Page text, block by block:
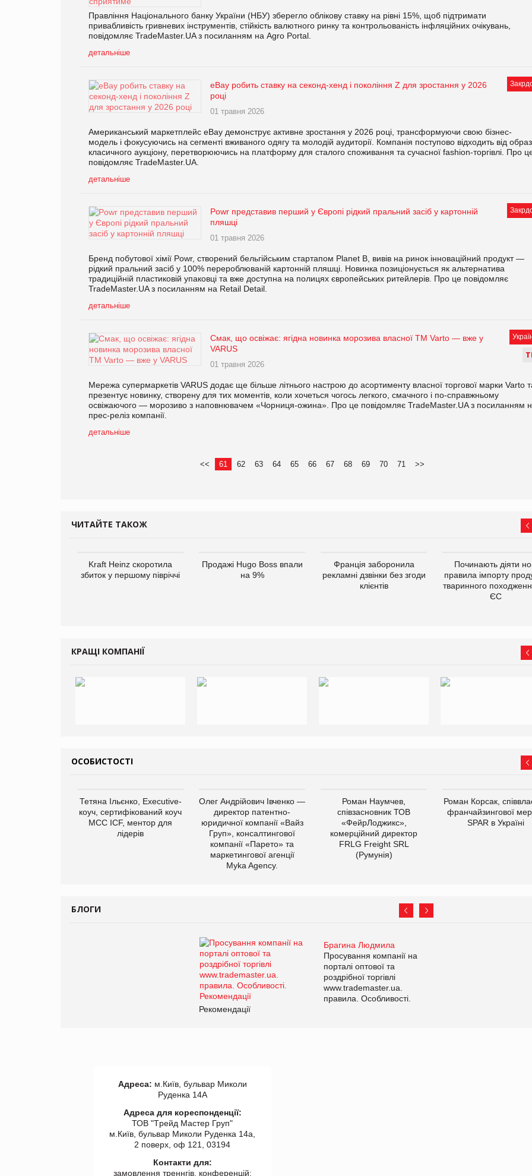
Правління Національного банку України (НБУ) зберегло облікову ставку на рівні 15%, щоб підтримати
привабливість гривневих інструментів, стійкість валютного ринку та контрольованість інфляційних очікувань,
повідомляє TradeMaster.UA з посиланням на Agro Portal.
детальніше
eBay робить ставку на секонд-хенд і покоління Z для зростання у 2026
році
01 травня 2026
Американський маркетплейс eBay демонструє активне зростання у 2026 році, трансформуючи свою бізнес-
модель і фокусуючись на сегменті вживаного одягу та молодій аудиторії. Компанія поступово відходить від
класичного аукціону, перетворюючись на платформу для сталого споживання та сучасної fashion-торгівлі. Про
повідомляє TradeMaster.UA.
детальніше
Powr представив перший у Європі рідкий пральний засіб у картонній
пляшці
01 травня 2026
Бренд побутової хімії Powr, створений бельгійським стартапом Planet B, вивів на ринок інноваційний продукт —
рідкий пральний засіб у 100% перероблюваній картонній пляшці. Новинка позиціонується як альтернатива
традиційній пластиковій упаковці та вже доступна на полицях європейських ритейлерів. Про це повідомляє
TradeMaster.UA з посиланням на Retail Detail.
детальніше
Т
Смак, що освіжає: ягідна новинка морозива власної ТМ Varto — вже у
VARUS
01 травня 2026
Мережа супермаркетів VARUS додає ще більше літнього настрою до асортименту власної торгової марки Varto
презентує новинку, створену для тих моментів, коли хочеться чогось легкого, смачного і по-справжньому
освіжаючого — морозиво з наповнювачем «Чорниця-ожина». Про це повідомляє TradeMaster.UA з посиланням
прес-реліз компанії.
детальніше
<< 61 62 63 64 65 66 67 68 69 70 71 >>
ЧИТАЙТЕ ТАКОЖ
Kraft Heinz скоротила
збиток у першому півріччі
Продажі Hugo Boss впали
на 9%
Франція заборонила
рекламні дзвінки без згоди
клієнтів
Починають діяти
правила імпорту
тваринного
ЄС
КРАЩІ КОМПАНІЇ
ОСОБИСТОСТІ
Тетяна Ільєнко, Executive-
коуч, сертифікований коуч
МСС ICF, ментор для
лідерів
Олег Андрійович Івченко —
директор патентно-
юридичної компанії «Вайз
Груп», консалтингової
компанії «Парето» та
маркетингової агенції
Myka Agency.
Роман Наумчев,
співзасновник ТОВ
«ФейрЛоджикс»,
комерційний директор
FRLG Freight SRL
(Румунія)
Роман Корсак,
франчайзингової
SPAR в Україні
БЛОГИ
Брагина Людмила
Просування компанії на
порталі оптової та
роздрібної торгівлі
www.trademaster.ua.
правила. Особливості.
Рекомендації
Адреса: м.Київ, бульвар Миколи
Руденка 14А
Адреса для кореспонденції:
ТОВ "Tрейд Мастер Груп"
м.Київ, бульвар Миколи Руденка 14а,
2 поверх, оф 121, 03194
Контакти для:
замовлення треннгів, конференцій: